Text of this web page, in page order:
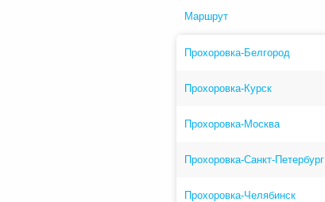
Маршрут
Прохоровка-Белгород
Прохоровка-Курск
Прохоровка-Москва
Прохоровка-Санкт-Петербург
Прохоровка-Челябинск